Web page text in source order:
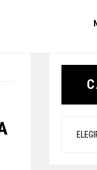
Primary